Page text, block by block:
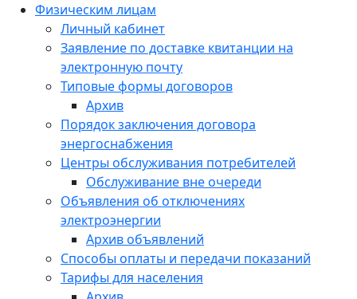
Физическим лицам
Личный кабинет
Заявление по доставке квитанции на
электронную почту
Типовые формы договоров
Архив
Порядок заключения договора
энергоснабжения
Центры обслуживания потребителей
Обслуживание вне очереди
Объявления об отключениях
электроэнергии
Архив объявлений
Способы оплаты и передачи показаний
Тарифы для населения